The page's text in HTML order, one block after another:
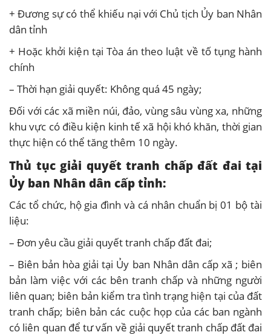
+ Đương sự có thể khiếu nại với Chủ tịch Ủy ban Nhân
dân tỉnh
+ Hoặc khởi kiện tại Tòa án theo luật về tố tụng hành
chính
– Thời hạn giải quyết: Không quá 45 ngày;
Đối với các xã miền núi, đảo, vùng sâu vùng xa, những
khu vực có điều kiện kinh tế xã hội khó khăn, thời gian
thực hiện có thể tăng thêm 10 ngày.
Thủ tục giải quyết tranh chấp đất đai tại
Ủy ban Nhân dân cấp tỉnh:
Các tổ chức, hộ gia đình và cá nhân chuẩn bị 01 bộ tài
liệu:
– Đơn yêu cầu giải quyết tranh chấp đất đai;
– Biên bản hòa giải tại Ủy ban Nhân dân cấp xã ; biên
bản làm việc với các bên tranh chấp và những người
liên quan; biên bản kiểm tra tình trạng hiện tại của đất
tranh chấp; biên bản các cuộc họp của các ban ngành
có liên quan để tư vấn về giải quyết tranh chấp đất đai